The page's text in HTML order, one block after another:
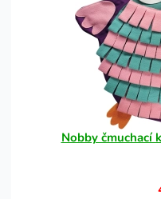
Nobby čmuchací